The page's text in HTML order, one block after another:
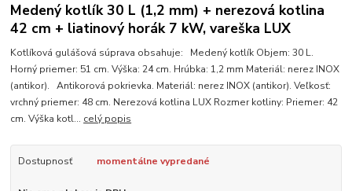
Medený kotlík 30 L (1,2 mm) + nerezová kotlina
42 cm + liatinový horák 7 kW, vareška LUX
Kotlíková gulášová súprava obsahuje: Medený kotlík Objem: 30 L.
Horný priemer: 51 cm. Výška: 24 cm. Hrúbka: 1,2 mm Materiál: nerez INOX
(antikor). Antikorová pokrievka. Materiál: nerez INOX (antikor). Veľkosť:
vrchný priemer: 48 cm. Nerezová kotlina LUX Rozmer kotliny: Priemer: 42
cm. Výška kotl... celý popis
Dostupnosť momentálne vypredané